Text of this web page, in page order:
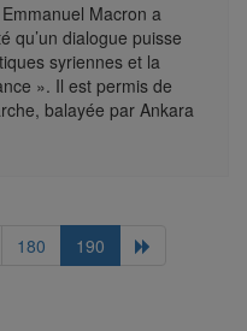
Macron a
qu’un dialogue puisse
syriennes et la
». Il est permis de
balayée par Ankara
180 190